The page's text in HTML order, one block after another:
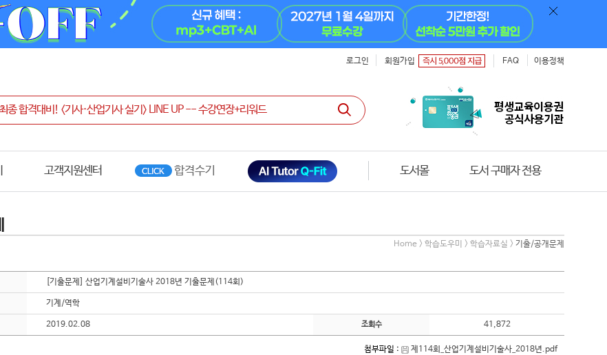
로그인 회원가입 FAQ 이용정책
고객지원센터 도서몰 도서 구매자 전용
Home > 학습도우미 > 학습자료실 > 기출/공개문제
[기출문제] 산업기계설비기술사 2018년 기출문제(114회)
기계/역학
2019.02.08 조회수 41,872
첨부파일 : 제114회_산업기계설비기술사_2018년.pdf